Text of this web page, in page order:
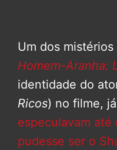
Um dos
Homem-Aranha:
identidade do
Ricos) no filme,
especulavam até
pudesse ser o